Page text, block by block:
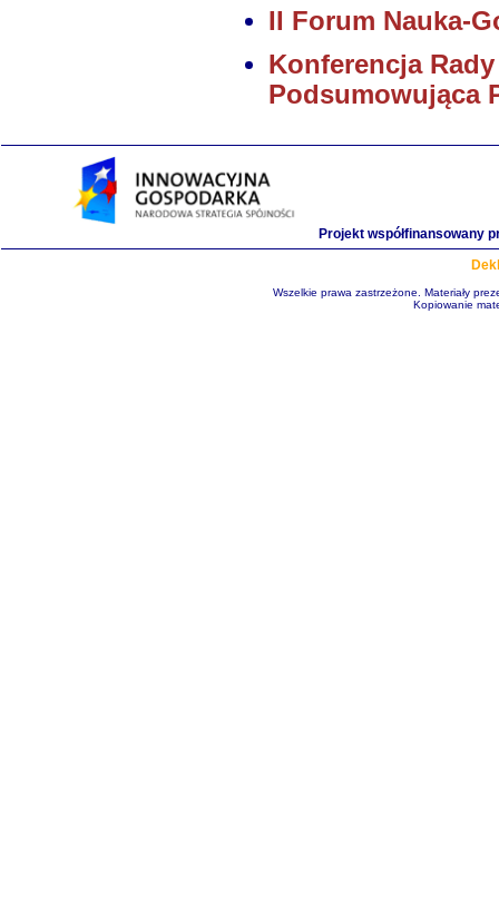
II Forum Nauka-
Konferencja
Podsumowująca
Projekt współfinansowany
Wszelkie prawa zastrzeżone. Materiały
Kopiowanie